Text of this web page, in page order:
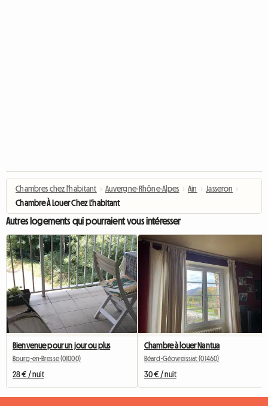
Chambres chez l'habitant › Auvergne-Rhône-Alpes › Ain › Jasseron ›
Chambre À Louer Chez L'habitant
Autres logements qui pourraient vous intéresser
Bienvenue pour un jour ou plus
Bourg-en-Bresse (01000)
28 € / nuit
Chambre à louer Nantua
Béard-Géovreissiat (01460)
30 € / nuit